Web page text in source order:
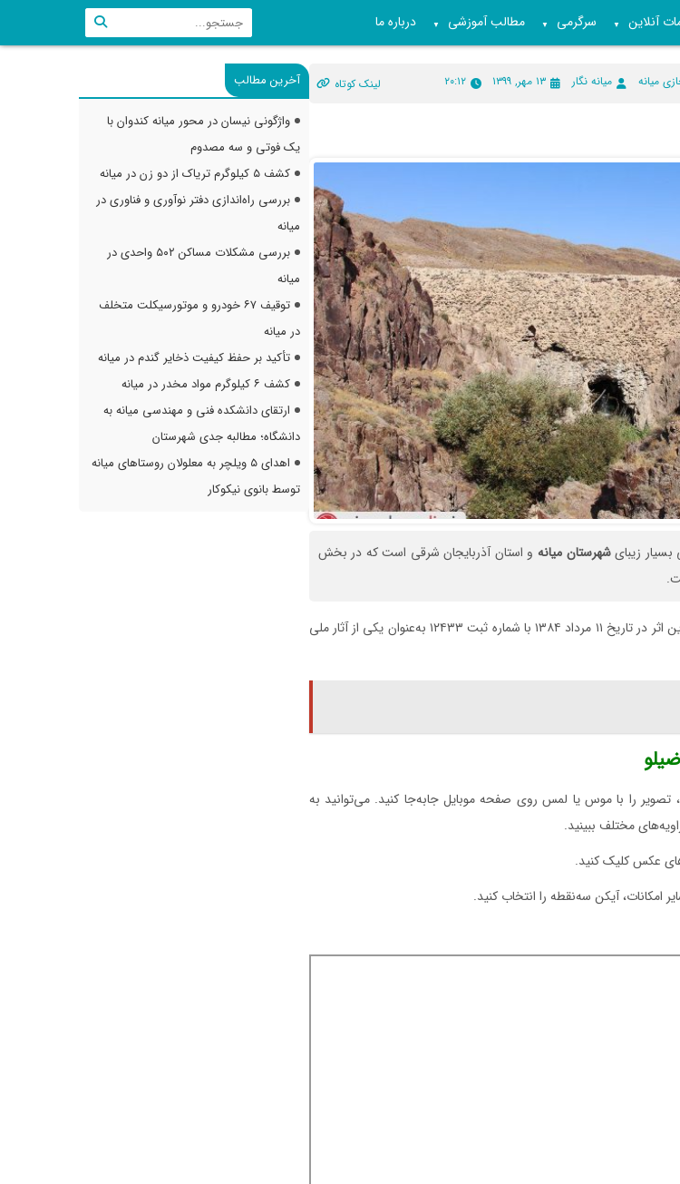
آنلاین ▼ سرگرمی ▼ مطالب آموزشی ▼ درباره ما
میانه میانه نگار ۱۳ مهر, ۱۳۹۹ ۲۰:۱۲ لینک کوتاه
زیبایشهرستان میانه و استان آذربایجان شرقی است که در بخش
سد قاضیلو مربوط به اوایل دوره قاجار بوده و این اثر در تاریخ ۱۱ مرداد ۱۳۸۴ با شماره ثبت ۱۲۴۳۳ به‌عنوان یکی از آثار ملی
را با موس یا لمس روی صفحه موبایل جابه‌جا کنید. می‌توانید به
مختلف ببینید.
عکس کلیک کنید.
امکانات، آیکن سه‌نقطه را انتخاب کنید.
آخرین مطالب
واژگونی نیسان در محور میانه کندوان با
یک فوتی و سه مصدوم
کشف ۵ کیلوگرم تریاک از دو زن در میانه
بررسی راه‌اندازی دفتر نوآوری و فناوری در
میانه
بررسی مشکلات مساکن ۵۰۲ واحدی در
میانه
توقیف ۶۷ خودرو و موتورسیکلت متخلف
در میانه
تأکید بر حفظ کیفیت ذخایر گندم در میانه
کشف ۶ کیلوگرم مواد مخدر در میانه
ارتقای دانشکده فنی و مهندسی میانه به
دانشگاه؛ مطالبه جدی شهرستان
اهدای ۵ ویلچر به معلولان روستاهای میانه
توسط بانوی نیکوکار